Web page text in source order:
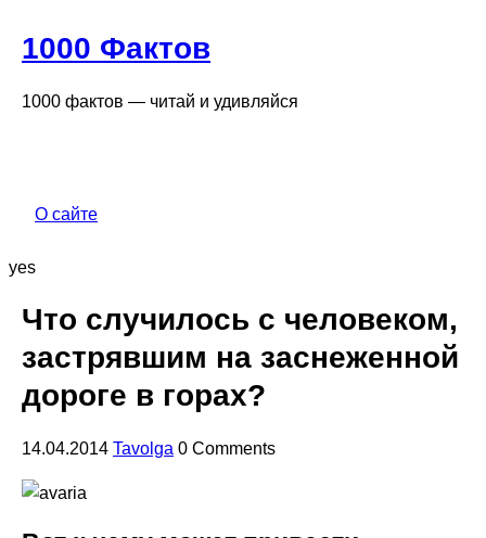
1000 Фактов
1000 фактов — читай и удивляйся
О сайте
yes
Что случилось с человеком,
застрявшим на заснеженной
дороге в горах?
14.04.2014 Tavolga 0 Comments